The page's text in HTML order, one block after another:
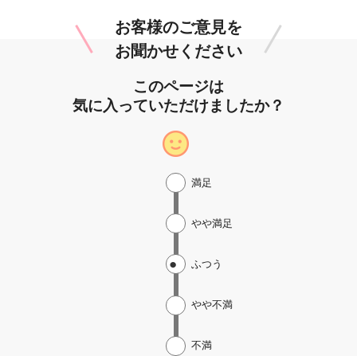
お客様のご意見を
お聞かせください
このページは
気に入っていただけましたか？
不満
やや不満
ふつう
やや満足
満足